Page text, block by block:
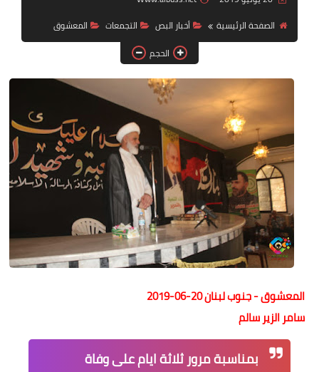
لك سيدتي
الصفحة الرئيسية
أخبار البص التجمعات
المعشوق
الحجم
المعشوق - جنوب لبنان 20-06-2019
سامر الزير سالم
بمناسبة مرور ثلاثة ايام على وفاة